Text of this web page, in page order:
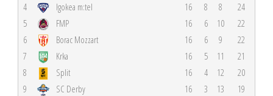
4
Igokea m:tel 16 8 8
24
5
FMP 16 6 10
22
6
Borac Mozzart 16 6 9
22
7
Krka 16 5 11
21
8
Split 16 4 12
20
9
SC Derby 16 3 13 19